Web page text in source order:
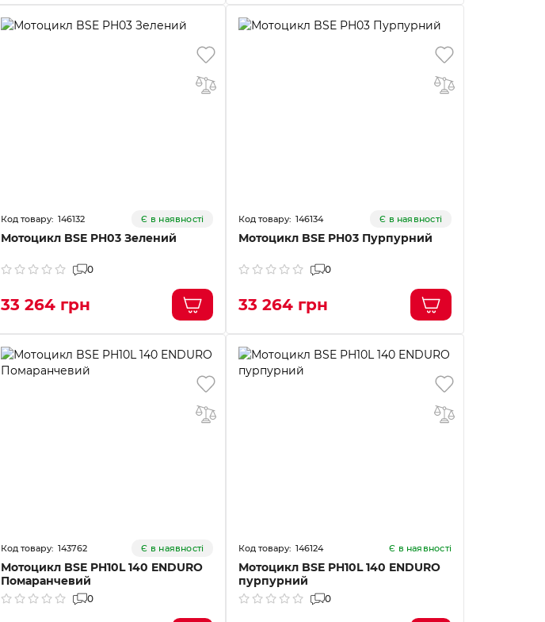
146132 Є в наявності
Мотоцикл BSE PH03 Зелений
0
33 264 грн
146134 Є в наявності
Мотоцикл BSE PH03 Пурпурний
0
33 264 грн
143762 Є в наявності
Мотоцикл BSE PH10L 140 ENDURO
Помаранчевий
0
146124 Є в наявності
Мотоцикл BSE PH10L 140 ENDURO
пурпурний
0